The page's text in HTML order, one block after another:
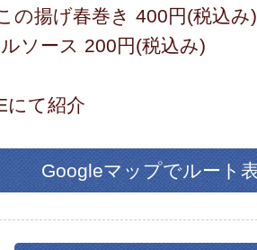
の揚げ春巻き 400円(税込み)
ソース 200円(税込み)
にて紹介
Googleマップでルート